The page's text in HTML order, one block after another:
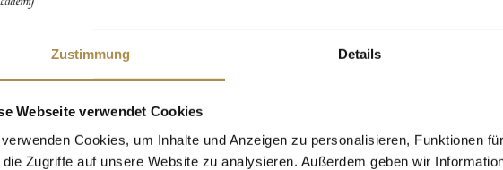
Zustimmung Details
Webseite verwendet Cookies
Cookies, um Inhalte und Anzeigen zu personalisieren, Funktionen
die Zugriffe auf unsere Website zu analysieren. Außerdem geben wir